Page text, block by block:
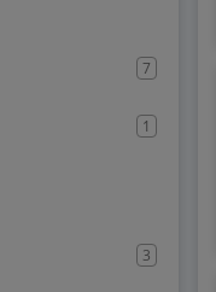
7
1
3